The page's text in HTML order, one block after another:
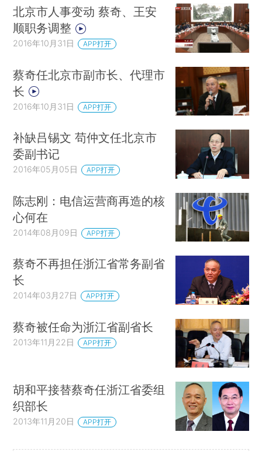
北京市人事变动 蔡奇、王安
顺职务调整
2016年10月31日 APP打开
蔡奇任北京市副市长、代理市
长
2016年10月31日 APP打开
补缺吕锡文 苟仲文任北京市
委副书记
2016年05月05日 APP打开
陈志刚：电信运营商再造的核
心何在
2014年08月09日 APP打开
蔡奇不再担任浙江省常务副省
长
2014年03月27日 APP打开
蔡奇被任命为浙江省副省长
2013年11月22日 APP打开
胡和平接替蔡奇任浙江省委组
织部长
2013年11月20日 APP打开